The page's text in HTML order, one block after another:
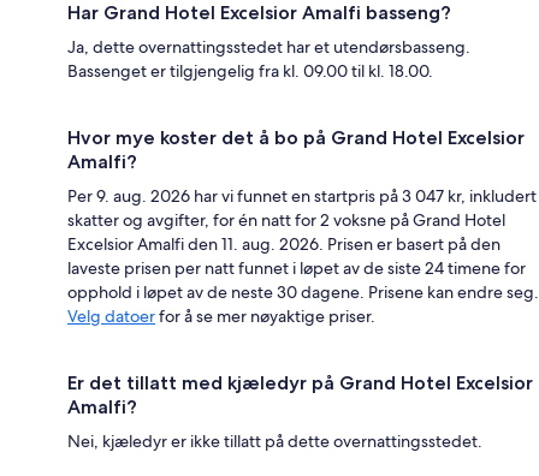
Har Grand Hotel Excelsior Amalfi basseng?
Ja, dette overnattingsstedet har et utendørsbasseng.
Bassenget er tilgjengelig fra kl. 09.00 til kl. 18.00.
Hvor mye koster det å bo på Grand Hotel Excelsior
Amalfi?
Per 9. aug. 2026 har vi funnet en startpris på 3 047 kr, inkludert
skatter og avgifter, for én natt for 2 voksne på Grand Hotel
Excelsior Amalfi den 11. aug. 2026. Prisen er basert på den
laveste prisen per natt funnet i løpet av de siste 24 timene for
opphold i løpet av de neste 30 dagene. Prisene kan endre seg.
Velg datoerfor å se mer nøyaktige priser.
Er det tillatt med kjæledyr på Grand Hotel Excelsior
Amalfi?
Nei, kjæledyr er ikke tillatt på dette overnattingsstedet.